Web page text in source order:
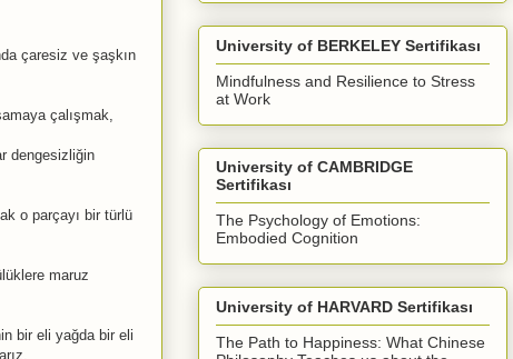
çaresiz ve şaşkın
çalışmak,
dengesizliğin
o parçayı bir türlü
maruz
bir eli yağda bir eli
University of BERKELEY Sertifikası
Mindfulness and Resilience to Stress
at Work
University of CAMBRIDGE
Sertifikası
The Psychology of Emotions:
Embodied Cognition
University of HARVARD Sertifikası
The Path to Happiness: What Chinese